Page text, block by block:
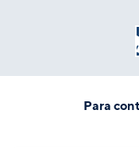
Para